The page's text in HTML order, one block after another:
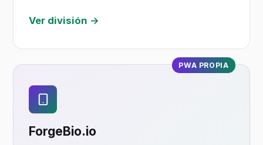
Ver división →
PWA PROPIA
ForgeBio.io